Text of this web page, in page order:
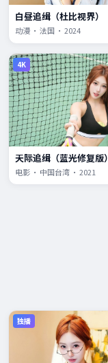
白昼追缉（杜比视界）
动漫 · 法国 · 2024
4K
天际追缉（蓝光修复版）
电影 · 中国台湾 · 2021
独播